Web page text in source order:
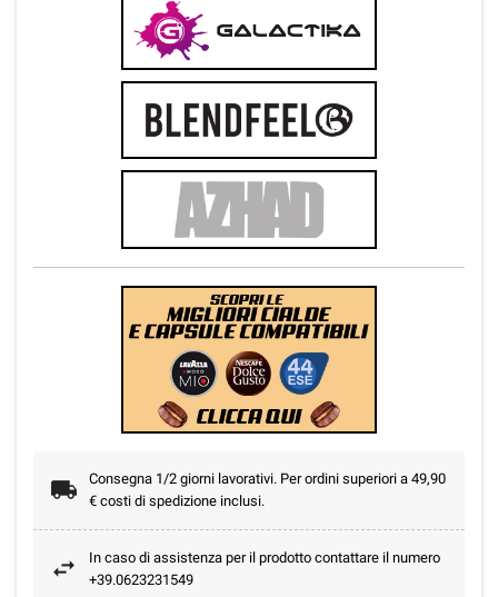
Consegna 1/2 giorni lavorativi. Per ordini superiori a 49,90
€ costi di spedizione inclusi.
In caso di assistenza per il prodotto contattare il numero
+39.0623231549